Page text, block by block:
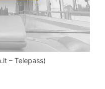
– Telepass)